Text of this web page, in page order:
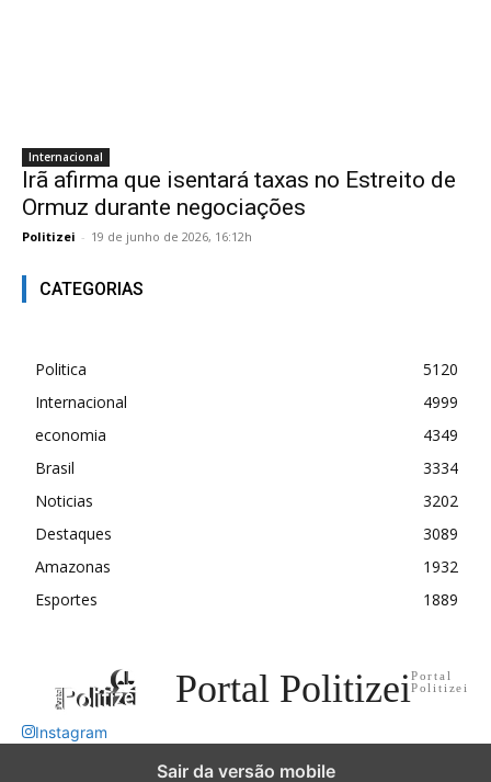
Internacional
Irã afirma que isentará taxas no Estreito de
Ormuz durante negociações
Politizei - 19 de junho de 2026, 16:12h
CATEGORIAS
Politica
5120
Internacional
4999
economia
4349
Brasil
3334
Noticias
3202
Destaques
3089
Amazonas
1932
Esportes
1889
Portal PolitizeiPortal
Politizei
Instagram
Sair da versão mobile